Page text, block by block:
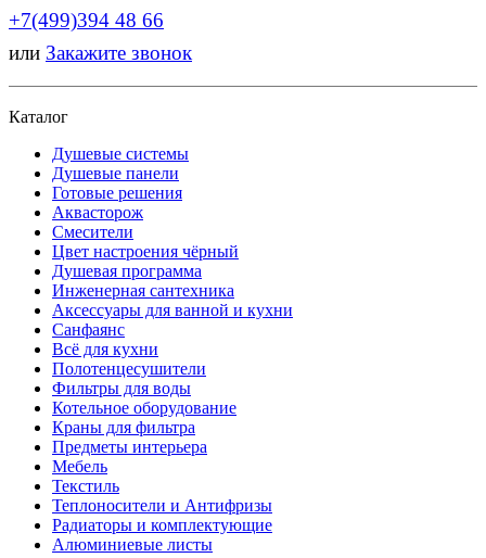
+7(499)394 48 66
или Закажите звонок
Каталог
Душевые системы
Душевые панели
Готовые решения
Аквасторож
Смесители
Цвет настроения чёрный
Душевая программа
Инженерная сантехника
Аксессуары для ванной и кухни
Санфаянс
Всё для кухни
Полотенцесушители
Фильтры для воды
Котельное оборудование
Краны для фильтра
Предметы интерьера
Мебель
Текстиль
Теплоносители и Антифризы
Радиаторы и комплектующие
Алюминиевые листы